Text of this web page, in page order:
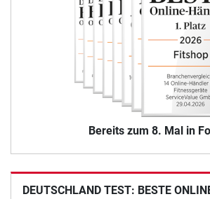
Bereits zum 8. Mal in
DEUTSCHLAND TEST: BESTE